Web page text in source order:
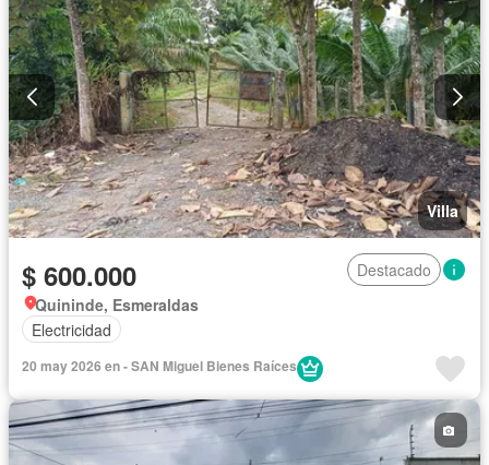
Villa
$ 600.000
Destacado
Quininde, Esmeraldas
Electricidad
20 may 2026 en - SAN Miguel Bienes Raíces